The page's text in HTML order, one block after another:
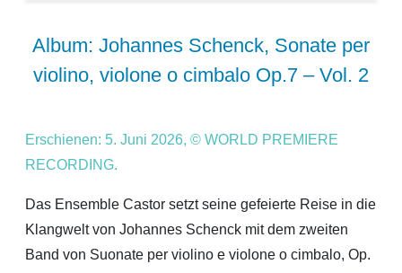
Album: Johannes Schenck, Sonate per
violino, violone o cimbalo Op.7 – Vol. 2
Erschienen: 5. Juni 2026, © WORLD PREMIERE
RECORDING.
Das Ensemble Castor setzt seine gefeierte Reise in die
Klangwelt von Johannes Schenck mit dem zweiten
Band von Suonate per violino e violone o cimbalo, Op.